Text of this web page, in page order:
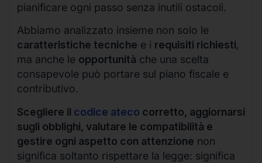
pianificare ogni passo senza inutili ostacoli.
Abbiamo analizzato insieme non solo le
caratteristiche tecniche e i requisiti richiesti,
ma anche le opportunità che una scelta
consapevole può portare sul piano fiscale e
contributivo.
Scegliere il codice ateco corretto, aggiornarsi
sugli obblighi, valutare le compatibilità e
gestire ogni aspetto con attenzione non
significa soltanto rispettare la legge: significa